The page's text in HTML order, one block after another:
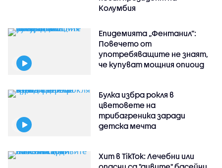
Колумбия
Епидемията „Фентанил”:
Повечето от
употребяващите не знаят,
че купуват мощния опиоид
Булка избра рокля в
цветовете на
трибагреника заради
детска мечта
Хит в TikTok: Лечебни или